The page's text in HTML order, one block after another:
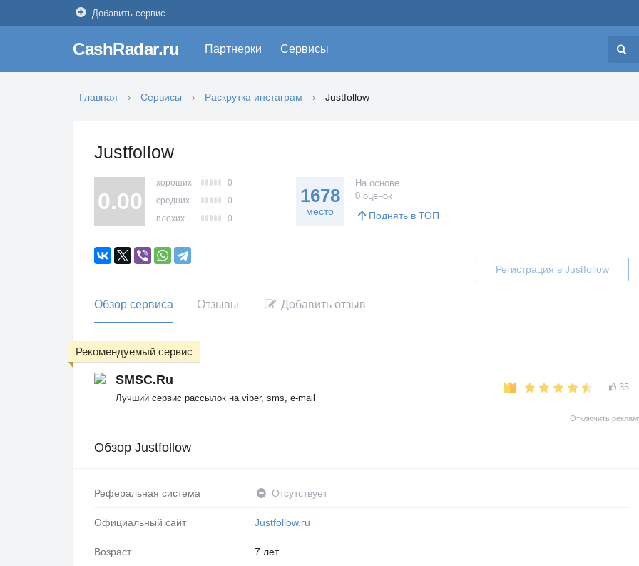
Добавить сервис
CashRadar.ru Партнерки Сервисы
Главная Сервисы Раскрутка инстаграм Justfollow
Justfollow
Регистрация в Justfollow
0.00
хороших
0
средних
0
плохих
0
1678
место
На основе
0 оценок
Поднять в ТОП
Обзор сервиса Отзывы Добавить отзыв
SMSC.Ru
Лучший сервис рассылок на viber, sms, e-mail
35
Рекомендуемый сервис
Отключить
Обзор Justfollow
Реферальная система Отсутствует
Официальный сайт Justfollow.ru
Возраст 7 лет